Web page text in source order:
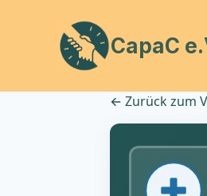
CapaC
← Zurück zum